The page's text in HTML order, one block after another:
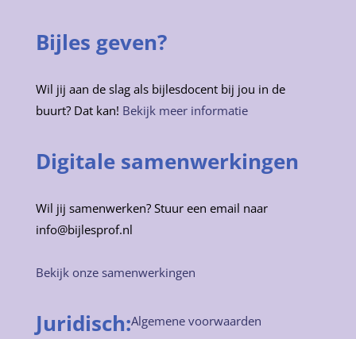
Bijles geven?
Wil jij aan de slag als bijlesdocent bij jou in de
buurt? Dat kan! Bekijk meer informatie
Digitale samenwerkingen
Wil jij samenwerken? Stuur een email naar
info@bijlesprof.nl
Bekijk onze samenwerkingen
Juridisch:Algemene voorwaarden